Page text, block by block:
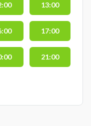
13:00
17:00
21:00